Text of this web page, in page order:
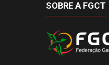
SOBRE A FGCT